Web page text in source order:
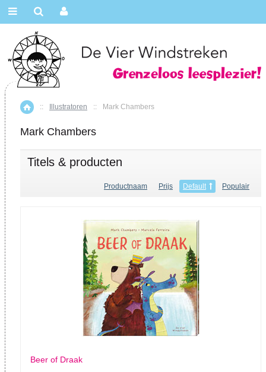
Home
:: Illustratoren :: Mark Chambers
Mark Chambers
Titels & producten
Productnaam Prijs Default Populair
Beer of Draak